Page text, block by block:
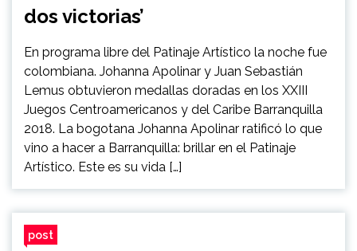
dos victorias’
En programa libre del Patinaje Artístico la noche fue
colombiana. Johanna Apolinar y Juan Sebastián
Lemus obtuvieron medallas doradas en los XXIII
Juegos Centroamericanos y del Caribe Barranquilla
2018. La bogotana Johanna Apolinar ratificó lo que
vino a hacer a Barranquilla: brillar en el Patinaje
Artístico. Este es su vida […]
post